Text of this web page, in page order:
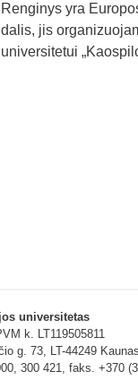
Renginys yra
dalis, jis
universitetui
universitetas
k. LT119505811
g. 73, LT-44249 Kaunas
300 421, faks. +370